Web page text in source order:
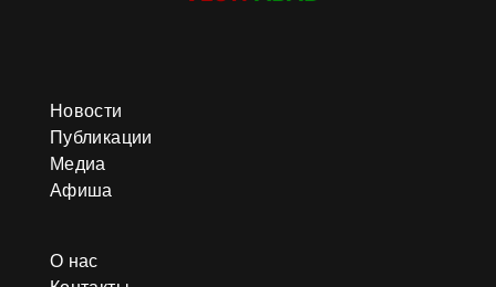
Новости
Публикации
Медиа
Афиша
О нас